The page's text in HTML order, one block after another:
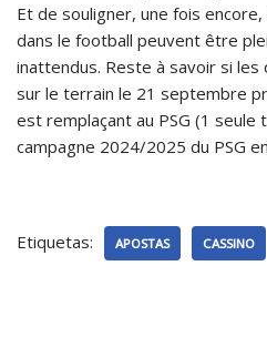
Et de souligner, une fois
dans le football peuvent être
inattendus. Reste à savoir si
sur le terrain le 21 septembre
est remplaçant au PSG (1
campagne 2024/2025 du PSG
Etiquetas: APOSTAS CASSINO